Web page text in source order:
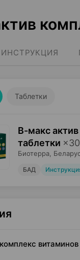
ИНСТРУКЦИЯ
Таблетки
В-макс
таблетки ×30
Биотерра ,
БАД